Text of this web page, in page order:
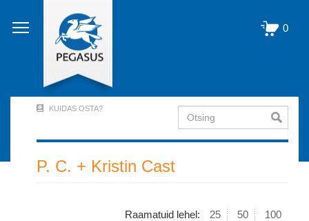
edasi
põhisisu
0
Account
Menu
KUIDAS OSTA? Otsing
P. C. + Kristin Cast
Raamatuid lehel: 25 50 100